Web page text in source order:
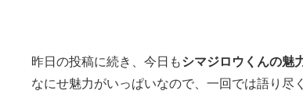
昨日の投稿に続き、今日もシマジロウくんの魅
なにせ魅力がいっぱいなので、一回では語り尽